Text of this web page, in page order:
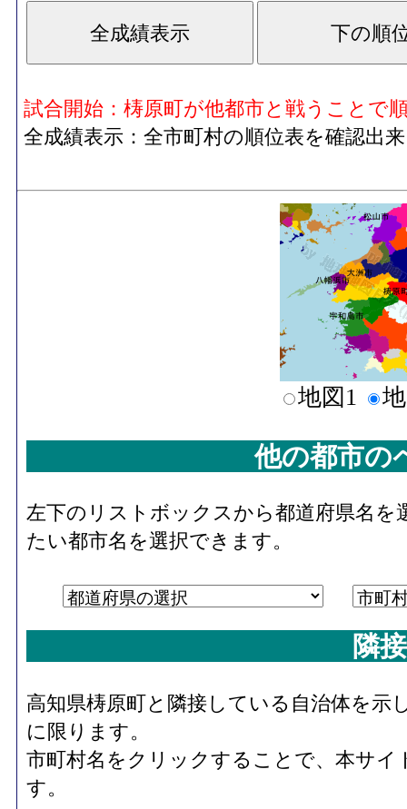
試合開始：梼原町が他都市と戦うことで
全成績表示：全市町村の順位表を確認出
地図1
他の都市の
左下のリストボックスから都道府県名
たい都市名を選択できます。
隣
高知県梼原町と隣接している自治体を示
に限ります。
市町村名をクリックすることで、本サ
す。